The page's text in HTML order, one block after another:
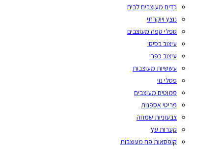
כדים מעוצבים לבית
נוצץ ויוקרתי
ספלי קפה מעוצבים
עיצוב בסיסי
עיצוב כפרי
עששיות מעוצבות
פסלי נוי
פמוטים מעוצבים
פריטי אספנות
צבעוניות שמחה
קערות עץ
קופסאות פח מעוצבות